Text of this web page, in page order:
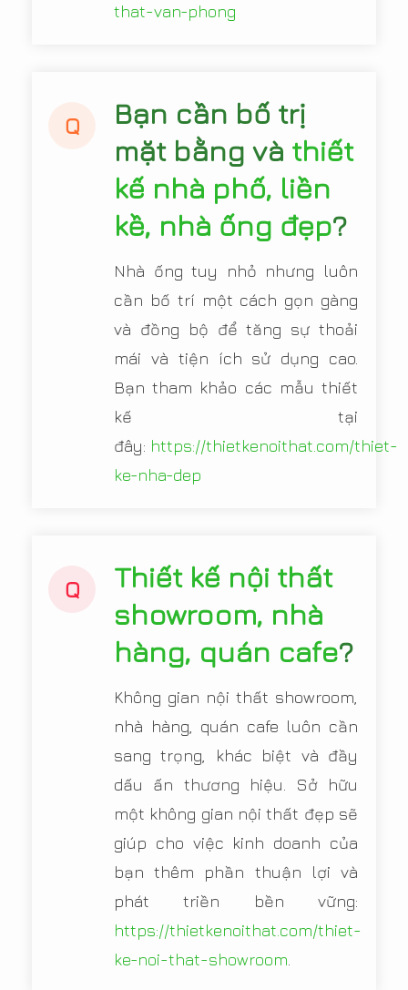
that-van-phong
Q
Bạn cần bố trị
mặt bằng và thiết
kế nhà phố, liền
kề, nhà ống đẹp?
Nhà ống tuy nhỏ nhưng luôn
cần bố trí một cách gọn gàng
và đồng bộ để tăng sự thoải
mái và tiện ích sử dụng cao.
Bạn tham khảo các mẫu thiết
kế tại
đây: https://thietkenoithat.com/thiet-
ke-nha-dep
Q
Thiết kế nội thất
showroom, nhà
hàng, quán cafe?
Không gian nội thất showroom,
nhà hàng, quán cafe luôn cần
sang trọng, khác biệt và đầy
dấu ấn thương hiệu. Sở hữu
một không gian nội thất đẹp sẽ
giúp cho việc kinh doanh của
bạn thêm phần thuận lợi và
phát triền bền vững:
https://thietkenoithat.com/thiet-
ke-noi-that-showroom